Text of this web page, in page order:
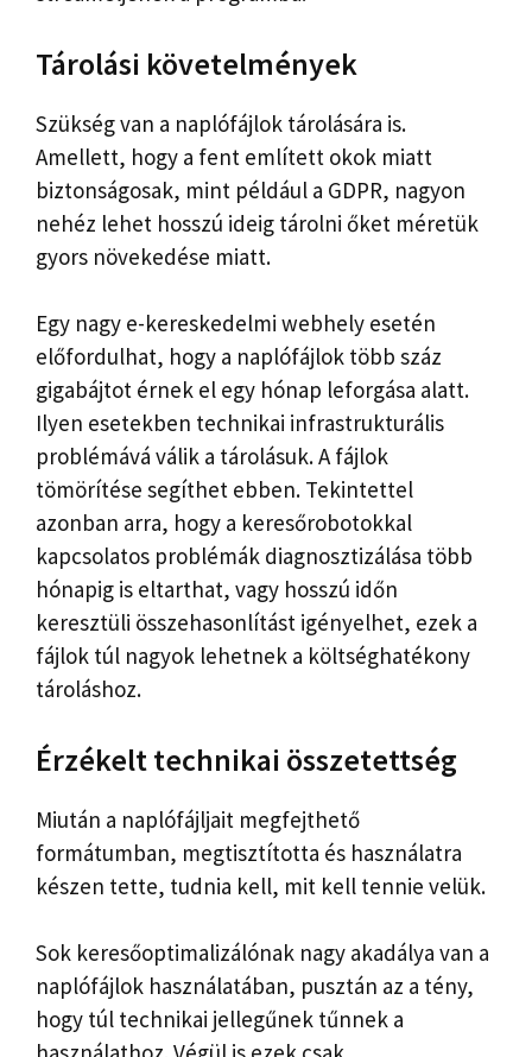
Tárolási követelmények
Szükség van a naplófájlok tárolására is.
Amellett, hogy a fent említett okok miatt
biztonságosak, mint például a GDPR, nagyon
nehéz lehet hosszú ideig tárolni őket méretük
gyors növekedése miatt.
Egy nagy e-kereskedelmi webhely esetén
előfordulhat, hogy a naplófájlok több száz
gigabájtot érnek el egy hónap leforgása alatt.
Ilyen esetekben technikai infrastrukturális
problémává válik a tárolásuk. A fájlok
tömörítése segíthet ebben. Tekintettel
azonban arra, hogy a keresőrobotokkal
kapcsolatos problémák diagnosztizálása több
hónapig is eltarthat, vagy hosszú időn
keresztüli összehasonlítást igényelhet, ezek a
fájlok túl nagyok lehetnek a költséghatékony
tároláshoz.
Érzékelt technikai összetettség
Miután a naplófájljait megfejthető
formátumban, megtisztította és használatra
készen tette, tudnia kell, mit kell tennie velük.
Sok keresőoptimalizálónak nagy akadálya van a
naplófájlok használatában, pusztán az a tény,
hogy túl technikai jellegűnek tűnnek a